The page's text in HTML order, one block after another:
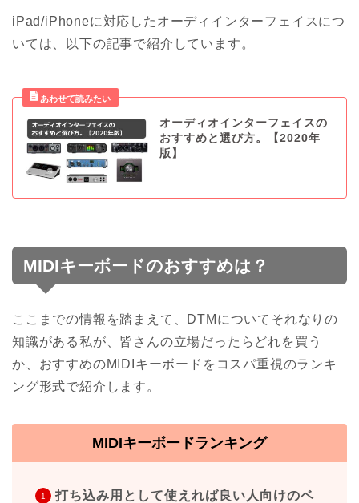
iPad/iPhoneに対応したオーディインターフェイスにつ
いては、以下の記事で紹介しています。
オーディオインターフェイスの
おすすめと選び方。【2020年
版】
MIDIキーボードのおすすめは？
ここまでの情報を踏まえて、 DTMについてそれなりの
知識がある私が、皆さんの立場だったらどれを買う
か、おすすめのMIDIキーボードをコスパ重視のランキ
ング形式で紹介します。
MIDIキーボードランキング
打ち込み用として使えれば良い人向けのベ